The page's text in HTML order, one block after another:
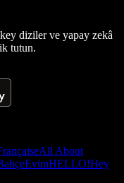
diziler ve yapay zekâ
tutun.
All About
EvimHELLO!Hey